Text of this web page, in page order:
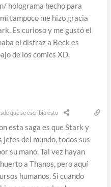
holograma hecho para
tampoco me hizo gracia
Es curioso y me gustó el
el disfraz a Beck es
de los comics XD.
que se escribió esto
esta saga es que Stark y
del mundo, todos sus
su mano. Tal vez hayan
a Thanos, pero aquí
humanos. Si cuando